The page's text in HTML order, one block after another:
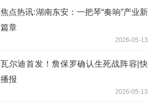
焦点热讯:湖南东安：一把琴“奏响”产业新
篇章
2026-05-13
瓦尔迪首发！詹保罗确认生死战阵容|快
播报
2026-05-13